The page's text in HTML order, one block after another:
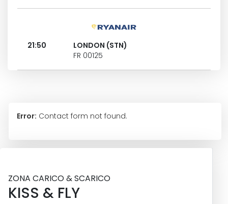
21:50
LONDON (STN)
FR 00125
Error: Contact form not found.
ZONA CARICO & SCARICO
KISS & FLY